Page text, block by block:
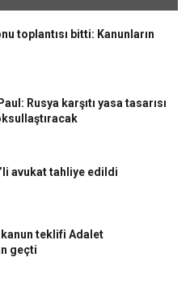
toplantısı bitti: Kanunların
Rusya karşıtı yasa tasarısı
avukat tahliye edildi
kanun teklifi Adalet
geçti